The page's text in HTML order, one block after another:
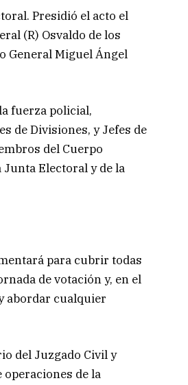
Presidió el acto el
(R) Osvaldo de los
General Miguel Ángel
fuerza policial,
de Divisiones, y Jefes de
del Cuerpo
Electoral y de la
para cubrir todas
de votación y, en el
abordar cualquier
del Juzgado Civil y
de la